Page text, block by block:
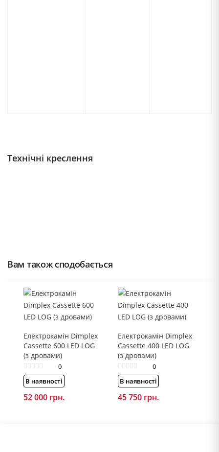
Технічні креслення
Вам також сподобається
Електрокамін Dimplex
Cassette 600 LED LOG
(з дровами)
0
В наявності
52 000 грн.
Електрокамін Dimplex
Cassette 400 LED LOG
(з дровами)
0
В наявності
45 750 грн.